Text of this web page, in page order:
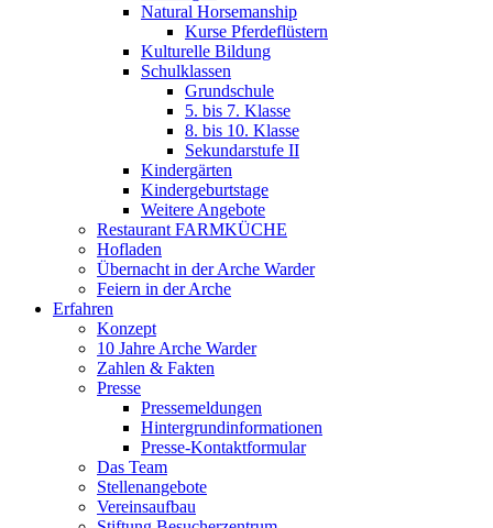
Natural Horsemanship
Kurse Pferdeflüstern
Kulturelle Bildung
Schulklassen
Grundschule
5. bis 7. Klasse
8. bis 10. Klasse
Sekundarstufe II
Kindergärten
Kindergeburtstage
Weitere Angebote
Restaurant FARMKÜCHE
Hofladen
Übernacht in der Arche Warder
Feiern in der Arche
Erfahren
Konzept
10 Jahre Arche Warder
Zahlen & Fakten
Presse
Pressemeldungen
Hintergrundinformationen
Presse-Kontaktformular
Das Team
Stellenangebote
Vereinsaufbau